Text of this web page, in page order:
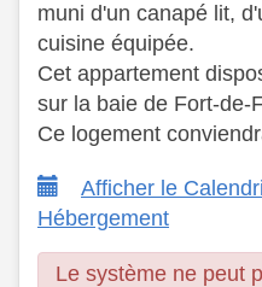
muni d'un canapé lit,
cuisine équipée. ​
Cet appartement
sur la baie de Fort-de-
Ce logement
Afficher le
Hébergement
Le système ne peut